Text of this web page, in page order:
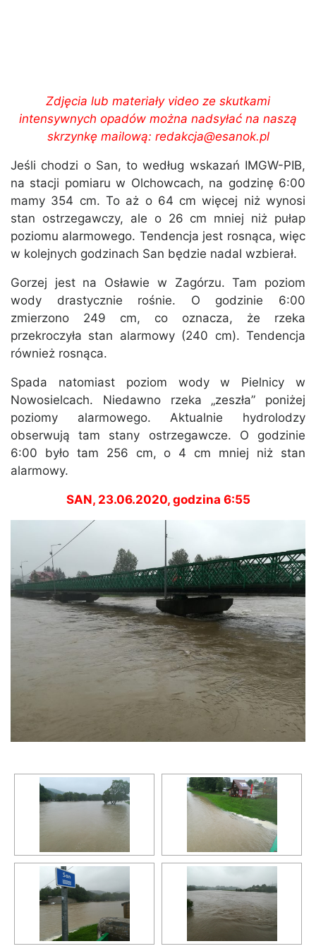
Zdjęcia lub materiały video ze skutkami
intensywnych opadów można nadsyłać na naszą
skrzynkę mailową: redakcja@esanok.pl
Jeśli chodzi o San, to według wskazań IMGW-PIB,
na stacji pomiaru w Olchowcach, na godzinę 6:00
mamy 354 cm. To aż o 64 cm więcej niż wynosi
stan ostrzegawczy, ale o 26 cm mniej niż pułap
poziomu alarmowego. Tendencja jest rosnąca, więc
w kolejnych godzinach San będzie nadal wzbierał.
Gorzej jest na Osławie w Zagórzu. Tam poziom
wody drastycznie rośnie. O godzinie 6:00
zmierzono 249 cm, co oznacza, że rzeka
przekroczyła stan alarmowy (240 cm). Tendencja
również rosnąca.
Spada natomiast poziom wody w Pielnicy w
Nowosielcach. Niedawno rzeka „zeszła” poniżej
poziomy alarmowego. Aktualnie hydrolodzy
obserwują tam stany ostrzegawcze. O godzinie
6:00 było tam 256 cm, o 4 cm mniej niż stan
alarmowy.
SAN, 23.06.2020, godzina 6:55